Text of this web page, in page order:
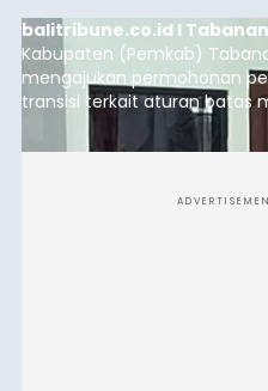
balitribune.co.id I Tabanan
Kabupaten (Pemkab)
mengajukan permohonan
transisi terkait aturan batas
pegawai sebesar 30 persen
Dalam Negeri (Kemendagri).